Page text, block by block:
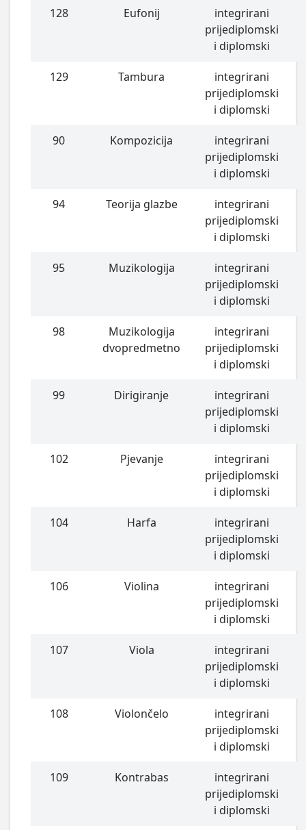
128 Eufonij
integrirani
prijediplomski
i diplomski
129 Tambura
integrirani
prijediplomski
i diplomski
90 Kompozicija
integrirani
prijediplomski
i diplomski
94 Teorija glazbe
integrirani
prijediplomski
i diplomski
95 Muzikologija
integrirani
prijediplomski
i diplomski
98
Muzikologija
dvopredmetno
integrirani
prijediplomski
i diplomski
99 Dirigiranje
integrirani
prijediplomski
i diplomski
102 Pjevanje
integrirani
prijediplomski
i diplomski
104 Harfa
integrirani
prijediplomski
i diplomski
106 Violina
integrirani
prijediplomski
i diplomski
107 Viola
integrirani
prijediplomski
i diplomski
108 Violončelo
integrirani
prijediplomski
i diplomski
109 Kontrabas
integrirani
prijediplomski
i diplomski